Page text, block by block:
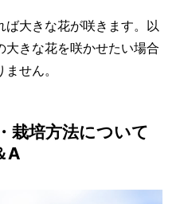
大きな花が咲きます。以
きな花を咲かせたい場合
せん。
栽培方法について
A